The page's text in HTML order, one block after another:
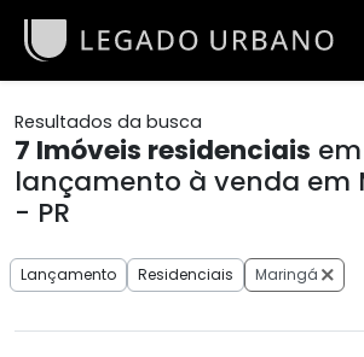
Resultados da busca
7 Imóveis residenciais em
lançamento à venda em
- PR
Lançamento Residenciais Maringá